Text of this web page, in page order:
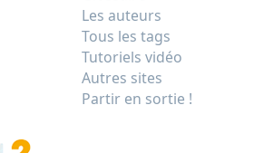
Les auteurs
Tous les tags
Tutoriels vidéo
Autres sites
Partir en sortie !